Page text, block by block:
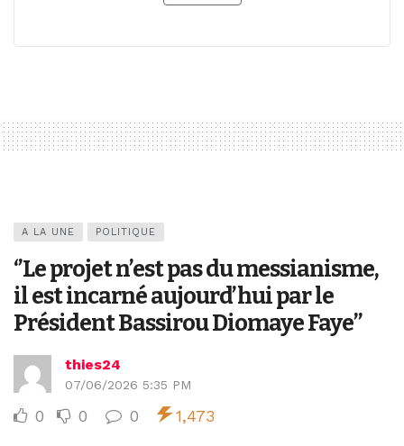
A LA UNE POLITIQUE
‘’Le projet n’est pas du messianisme,
il est incarné aujourd’hui par le
Président Bassirou Diomaye Faye’’
thies24
07/06/2026 5:35 PM
0 0 0 1,473